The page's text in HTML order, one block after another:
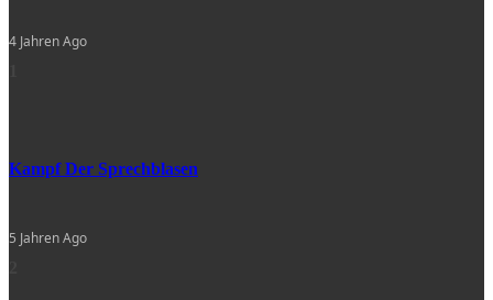
4 Jahren Ago
Kampf Der Sprechblasen
5 Jahren Ago